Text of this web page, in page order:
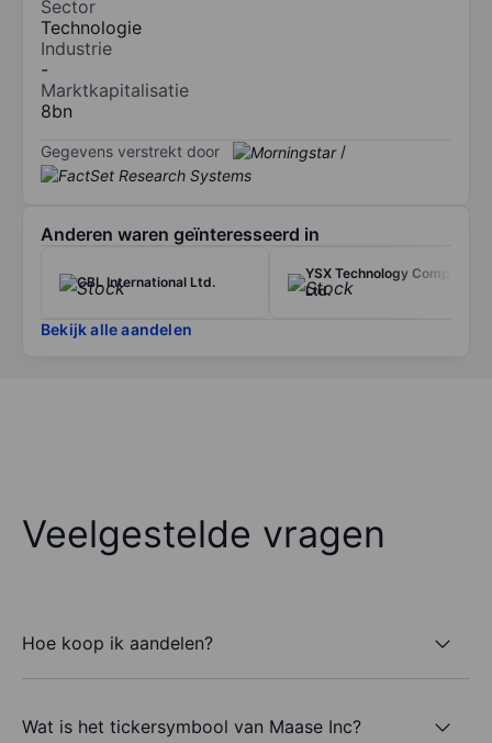
Sector
Technologie
Industrie
-
Marktkapitalisatie
8bn
Gegevens verstrekt door /
Anderen waren geïnteresseerd in
CBL International Ltd.
YSX Technology Company
Ltd.
Bekijk alle aandelen
Veelgestelde vragen
Hoe koop ik aandelen?
Wat is het tickersymbool van Maase Inc?